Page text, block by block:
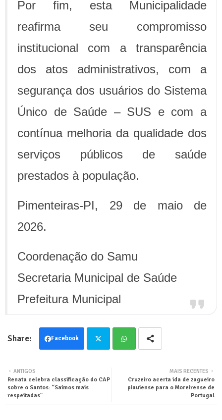
Por fim, esta Municipalidade
reafirma seu compromisso
institucional com a transparência
dos atos administrativos, com a
segurança dos usuários do Sistema
Único de Saúde – SUS e com a
contínua melhoria da qualidade dos
serviços públicos de saúde
prestados à população.
Pimenteiras-PI, 29 de maio de
2026.
Coordenação do Samu
Secretaria Municipal de Saúde
Prefeitura Municipal
Facebook
ter tsa
MAIS RECENTES
Cruzeiro acerta ida de zagueiro
piauiense para o Moreirense de
Portugal
ANTIGOS
Renata celebra classificação do CAP
sobre o Santos: “Saímos mais
respeitadas"